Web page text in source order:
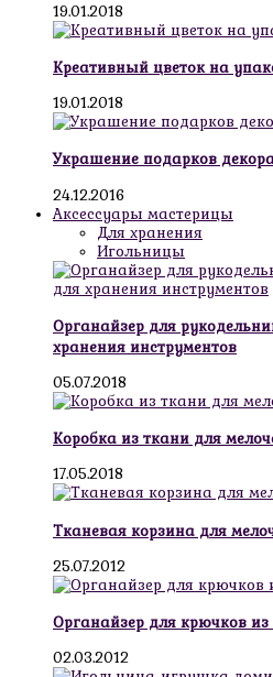
19.01.2018
Креативный цветок на
19.01.2018
Украшение подарков
24.12.2016
Аксессуары мастерицы
Для хранения
Игольницы
Органайзер для
хранения инструментов
05.07.2018
Коробка из ткани для
17.05.2018
Тканевая корзина для
25.07.2012
Органайзер для крючков
02.03.2012